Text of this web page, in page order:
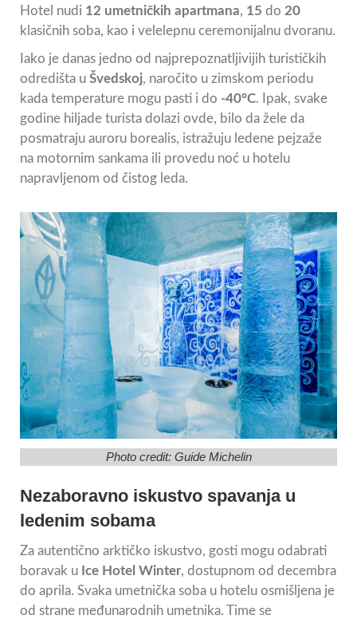
Hotel nudi 12 umetničkih apartmana, 15 do 20
klasičnih soba, kao i velelepnu ceremonijalnu dvoranu.
Iako je danas jedno od najprepoznatljivijih turističkih
odredišta u Švedskoj, naročito u zimskom periodu
kada temperature mogu pasti i do -40°C. Ipak, svake
godine hiljade turista dolazi ovde, bilo da žele da
posmatraju auroru borealis, istražuju ledene pejzaže
na motornim sankama ili provedu noć u hotelu
napravljenom od čistog leda.
Photo credit: Guide Michelin
Nezaboravno iskustvo spavanja u
ledenim sobama
Za autentično arktičko iskustvo, gosti mogu odabrati
boravak u Ice Hotel Winter, dostupnom od decembra
do aprila. Svaka umetnička soba u hotelu osmišljena je
od strane međunarodnih umetnika. Time se